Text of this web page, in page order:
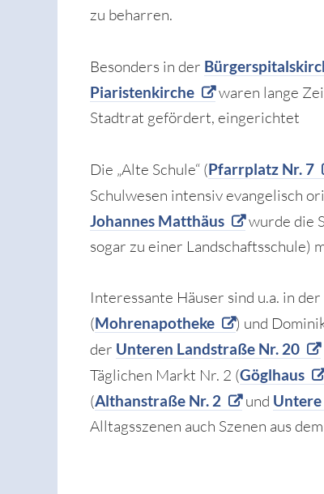
zu beharren.
Besonders in der
Piaristenkirche
waren lange
Stadtrat gefördert, eingerichtet
Die „Alte Schule“ (Pfarrplatz Nr. 7
Schulwesen intensiv evangelisch
Johannes Matthäus
wurde die
sogar zu einer Landschaftsschule)
Interessante Häuser sind u.a. in
(Mohrenapotheke ) und
der Unteren Landstraße Nr. 20
Täglichen Markt Nr. 2 (Göglhaus
(Althanstraße Nr. 2 und
Alltagsszenen auch Szenen aus